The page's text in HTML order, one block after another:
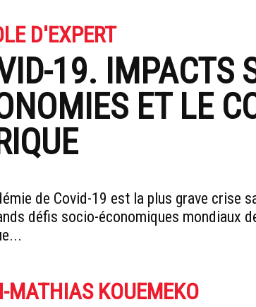
D'EXPERT
19. IMPACTS
ET LE
de Covid-19 est la plus grave crise
défis socio-économiques mondiaux
MATHIAS KOUEMEKO